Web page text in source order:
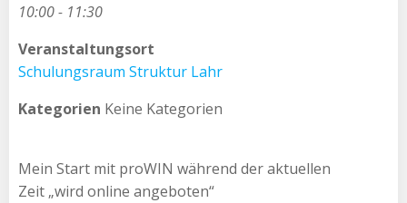
10:00 - 11:30
Veranstaltungsort
Schulungsraum Struktur Lahr
Kategorien Keine Kategorien
Mein Start mit proWIN während der aktuellen
Zeit „wird online angeboten“